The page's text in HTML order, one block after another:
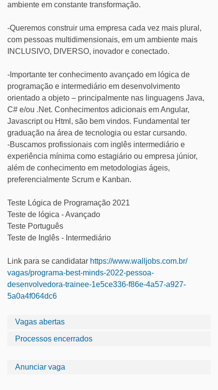
Vagas abertas
Processos encerrados
Anunciar vaga
ambiente em constante transformação.
-Queremos construir uma empresa cada vez mais plural,
com pessoas multidimensionais, em um ambiente mais
INCLUSIVO, DIVERSO, inovador e conectado.
-Importante ter conhecimento avançado em lógica de
programação e intermediário em desenvolvimento
orientado a objeto – principalmente nas linguagens Java,
C# e/ou .Net. Conhecimentos adicionais em Angular,
Javascript ou Html, são bem vindos. Fundamental ter
graduação na área de tecnologia ou estar cursando.
-Buscamos profissionais com inglês intermediário e
experiência mínima como estagiário ou empresa júnior,
além de conhecimento em metodologias ágeis,
preferencialmente Scrum e Kanban.
Teste Lógica de Programação 2021
Teste de lógica - Avançado
Teste Português
Teste de Inglês - Intermediário
Link para se candidatar https://www.walljobs.com.br/
vagas/programa-best-minds-2022-pessoa-
desenvolvedora-trainee-1e5ce336-f86e-4a57-a927-
5a0a4f064dc6